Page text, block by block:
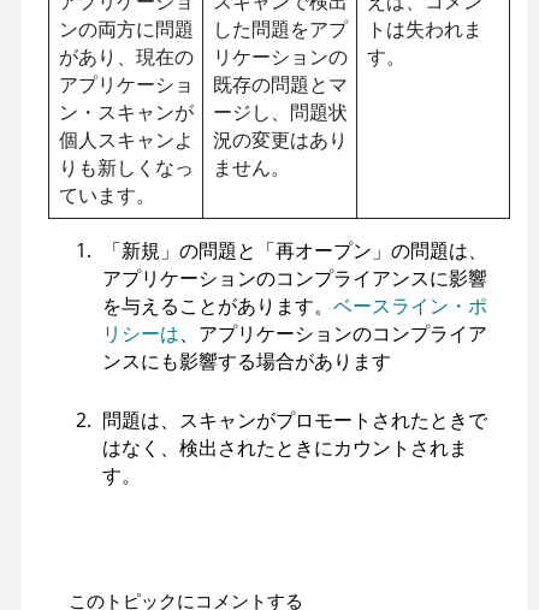
ンの両方に問題
があり、現在の
アプリケーショ
ン・スキャンが
個人スキャンよ
りも新しくなっ
ています。
した問題をアプ
リケーションの
既存の問題とマ
ージし、問題状
況の変更はあり
ません。
トは失われま
す。
「新規」の問題と「再オープン」の問題は、
アプリケーションのコンプライアンスに影響
を与えることがあります。 ベースライン・ポ
リシーは、アプリケーションのコンプライア
ンスにも影響する場合があります
問題は、スキャンがプロモートされたときで
はなく、検出されたときにカウントされま
す。
このトピックにコメントする